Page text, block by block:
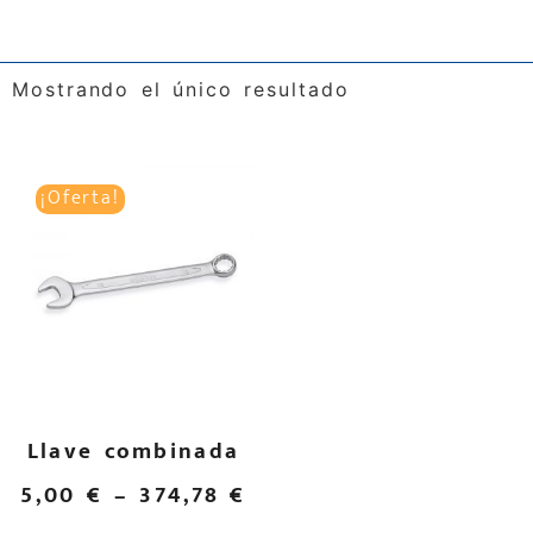
Mostrando el único resultado
¡Oferta!
Llave combinada
5,00 € –374,78€